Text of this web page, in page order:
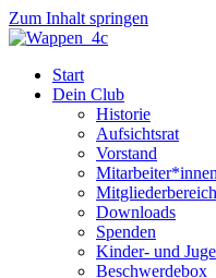
Zum Inhalt springen
Start
Dein Club
Historie
Aufsichtsrat
Vorstand
Mitarbeiter*innen
Mitgliederbereich
Downloads
Spenden
Kinder- und
Beschwerdebox